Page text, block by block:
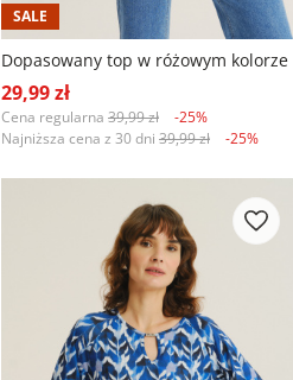
SALE
Dopasowany top w różowym kolorze
29,99 zł
Cena regularna 39,99 zł
-25%
Najniższa cena z 30 dni 39,99 zł -25%